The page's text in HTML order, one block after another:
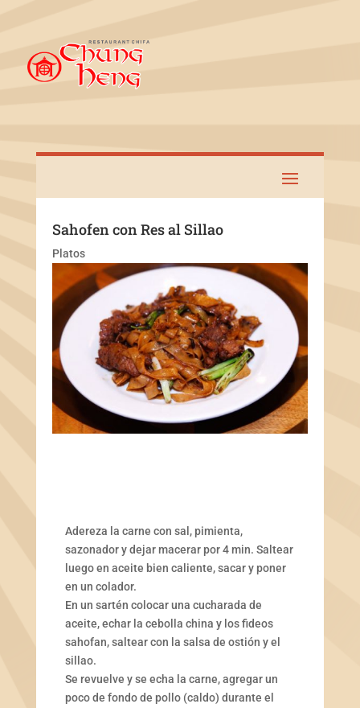
Sahofen con Res al Sillao
Platos
Adereza la carne con sal, pimienta,
sazonador y dejar macerar por 4 min. Saltear
luego en aceite bien caliente, sacar y poner
en un colador.
En un sartén colocar una cucharada de
aceite, echar la cebolla china y los fideos
sahofan, saltear con la salsa de ostión y el
sillao.
Se revuelve y se echa la carne, agregar un
poco de fondo de pollo (caldo) durante el